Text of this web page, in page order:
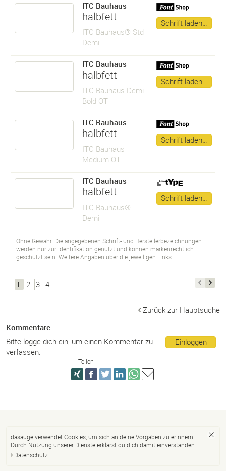
ITC Bauhaus
halbfett
ITC Bauhaus® Std
Demi
Schrift laden…
ITC Bauhaus
halbfett
ITC Bauhaus Demi
Bold OT
Schrift laden…
ITC Bauhaus
halbfett
ITC Bauhaus
Medium OT
Schrift laden…
ITC Bauhaus
halbfett
ITC Bauhaus®
Demi
Schrift laden…
Ohne Gewähr. Die angegebenen Schrift- und Herstellerbezeichnungen
werden nur zur Identifikation genutzt und können markenrechtlich
geschützt sein. Weitere Angaben über die jeweiligen Links.
1 2 3 4
Zurück zur Hauptsuche
Kommentare
Einloggen
Bitte logge dich ein, um einen Kommentar zu
verfassen.
Teilen
dasauge verwendet Cookies, um sich an deine Vorgaben zu erinnern.
Durch Nutzung unserer Dienste erklärst du dich damit einverstanden.
Datenschutz